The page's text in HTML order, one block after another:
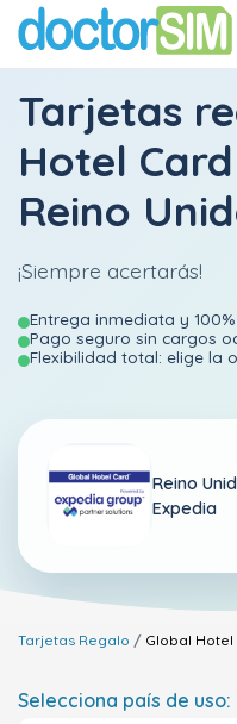
Tarjetas
Hotel
Reino
¡Siempre acertarás!
Entrega inmediata y
Pago seguro sin cargos
Flexibilidad total: elige la
Reino
Expedia
Tarjetas Regalo Global Hotel
Selecciona país de uso: